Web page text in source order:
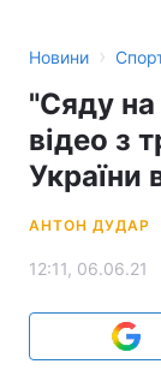
Новини ›
"Сяду на
відео з
України
АНТОН ДУДАР
12:11, 06.06.21